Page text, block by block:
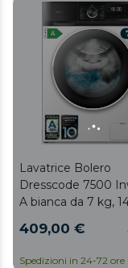
rapido 15', avvio
blocco bambini e
di controllo con
Lavatrice Bolero
Dresscode 7500
A bianca da 7 kg,
giri, inverter più
vapore, 16
409,00 €
Spedizioni in 24-72 ore